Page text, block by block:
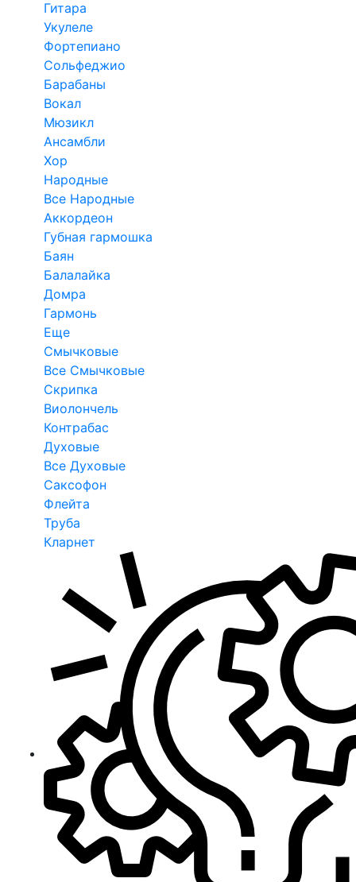
Гитара
Укулеле
Фортепиано
Сольфеджио
Барабаны
Вокал
Мюзикл
Ансамбли
Хор
Народные
Все Народные
Аккордеон
Губная гармошка
Баян
Балалайка
Домра
Гармонь
Еще
Смычковые
Все Смычковые
Скрипка
Виолончель
Контрабас
Духовые
Все Духовые
Саксофон
Флейта
Труба
Кларнет